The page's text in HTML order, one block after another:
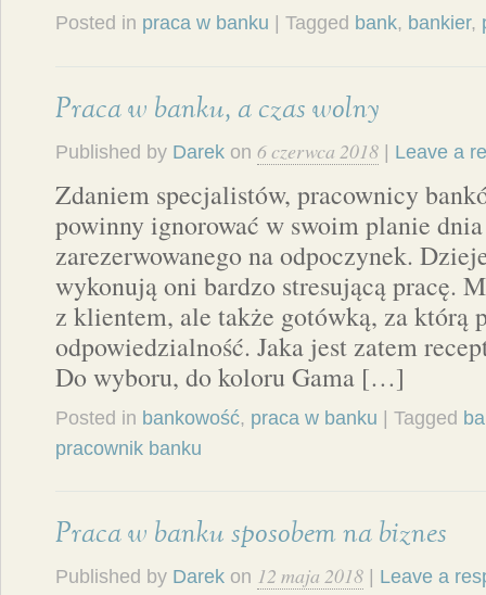
Posted in praca w banku | Tagged bank, bankier,
Praca w banku, a czas wolny
Published by Darek on 6 czerwca 2018 Leave a
Zdaniem specjalistów, pracownicy
powinny ignorować w swoim planie
zarezerwowanego na odpoczynek.
wykonują oni bardzo stresującą pracę.
z klientem, ale także gotówką, za którą
odpowiedzialność. Jaka jest zatem
Do wyboru, do koloru Gama […]
Posted in bankowość, praca w banku | Tagged
pracownik banku
Praca w banku sposobem na biznes
Published by Darek on 12 maja 2018 Leave a